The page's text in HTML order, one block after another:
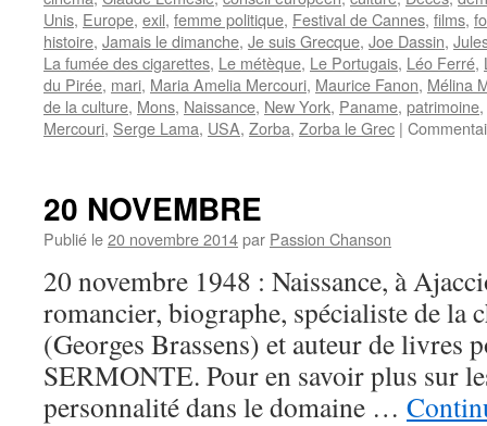
Unis, Europe, exil, femme politique, Festival de Cannes, films,
histoire, Jamais le dimanche, Je suis Grecque, Joe Dassin,
La fumée des cigarettes, Le métèque, Le Portugais, Léo Ferré,
du Pirée, mari, Maria Amelia Mercouri, Maurice Fanon, Mélina
de la culture, Mons, Naissance, New York, Paname, patrimoine,
Mercouri, Serge Lama, USA, Zorba, Zorba le Grec |
20 NOVEMBRE
Publié le20 novembre 2014par Passion Chanson
20 novembre 1948 : Naissance, à
romancier, biographe, spécialiste de la
(Georges Brassens) et auteur de livres
SERMONTE. Pour en savoir plus sur
personnalité dans le domaine …